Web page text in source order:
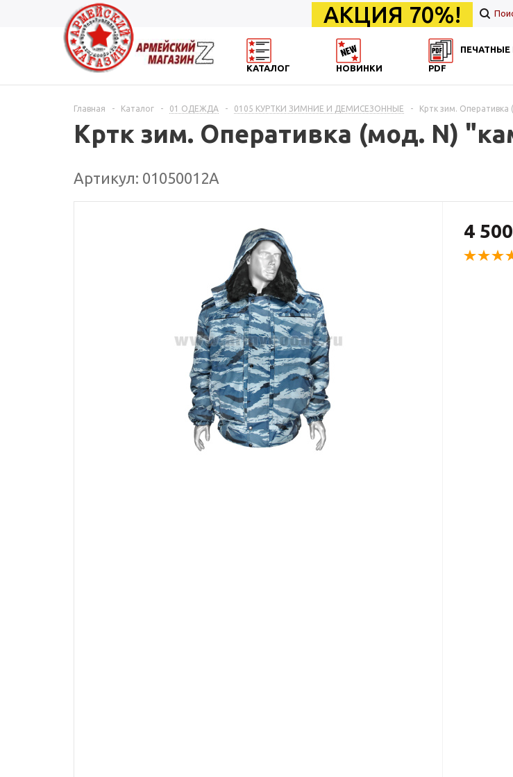
АКЦИЯ 70%!
КАТАЛОГ НОВИНКИ
ПЕЧАТНЫЕ
PDF
Главная - Каталог - 01 ОДЕЖДА - 0105 КУРТКИ ЗИМНИЕ И ДЕМИСЕЗОННЫЕ - Кртк зим.
Кртк зим. Оперативка (мод. N)
Артикул: 01050012А
4